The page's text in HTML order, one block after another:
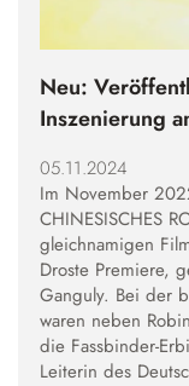
Schulgeschichte
Annette von
Austausch und
Wettbewerbe
Datenschutz
Alltag
Krankmeldung
Verpflegung
Schließfächer
Schulordnung
Wechsel an die
Neu:
Inszenierung
05.11.2024
Im November
CHINESISCHES
gleichnamigen
Droste Premiere,
Ganguly. Bei der
waren neben
die Fassbinder-
Leiterin des